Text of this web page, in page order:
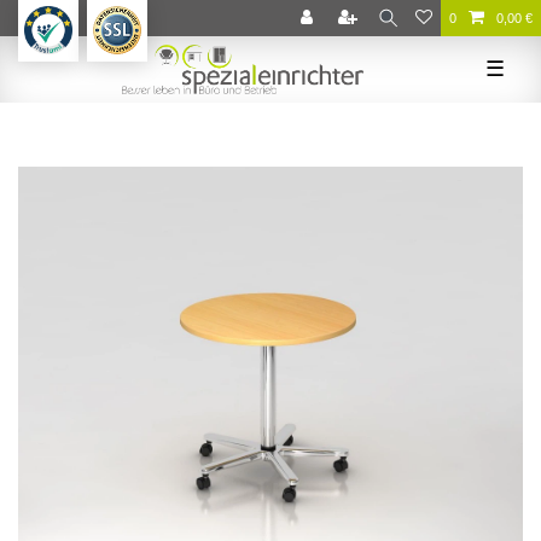
0 0,00 €
☰